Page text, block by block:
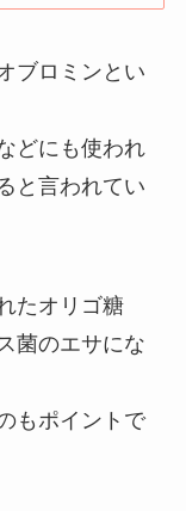
ブロミンとい
どにも使われ
と言われてい
たオリゴ糖
菌のエサにな
もポイントで